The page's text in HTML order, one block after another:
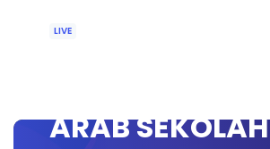
LIVE
ARAB SEKOLAH